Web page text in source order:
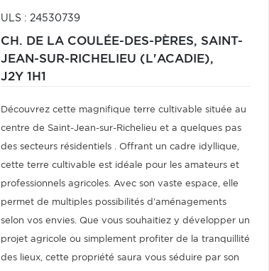
ULS : 24530739
CH. DE LA COULÉE-DES-PÈRES, SAINT-
JEAN-SUR-RICHELIEU (L'ACADIE),
J2Y 1H1
Découvrez cette magnifique terre cultivable située au
centre de Saint-Jean-sur-Richelieu et a quelques pas
des secteurs résidentiels . Offrant un cadre idyllique,
cette terre cultivable est idéale pour les amateurs et
professionnels agricoles. Avec son vaste espace, elle
permet de multiples possibilités d'aménagements
selon vos envies. Que vous souhaitiez y développer un
projet agricole ou simplement profiter de la tranquillité
des lieux, cette propriété saura vous séduire par son